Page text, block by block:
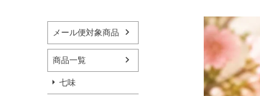
メール便対象商品
商品一覧
七味